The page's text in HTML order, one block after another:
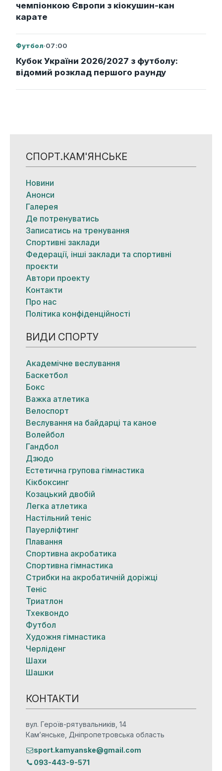
чемпіонкою Європи з кіокушин-кан
карате
Футбол·07:00
Кубок України 2026/2027 з футболу:
відомий розклад першого раунду
СПОРТ.КАМ'ЯНСЬКЕ
Новини
Анонси
Галерея
Де потренуватись
Записатись на тренування
Спортивні заклади
Федерації, інші заклади та спортивні
проєкти
Автори проекту
Контакти
Про нас
Політика конфіденційності
ВИДИ СПОРТУ
Академічне веслування
Баскетбол
Бокс
Важка атлетика
Велоспорт
Веслування на байдарці та каное
Волейбол
Гандбол
Дзюдо
Естетична групова гімнастика
Кікбоксинг
Козацький двобій
Легка атлетика
Настільний теніс
Пауерліфтинг
Плавання
Спортивна акробатика
Спортивна гімнастика
Стрибки на акробатичній доріжці
Теніс
Триатлон
Тхеквондо
Футбол
Художня гімнастика
Черліденг
Шахи
Шашки
КОНТАКТИ
вул. Героїв-рятувальників, 14
Кам’янське, Дніпропетровська область
sport.kamyanske@gmail.com
093-443-9-571